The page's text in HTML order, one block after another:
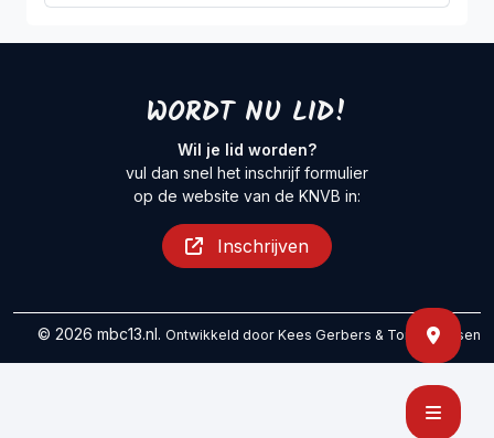
WORDT NU LID!
Wil je lid worden?
vul dan snel het inschrijf formulier
op de website van de KNVB in:
Inschrijven
© 2026 mbc13.nl. Ontwikkeld door Kees Gerbers & Tom Maessen